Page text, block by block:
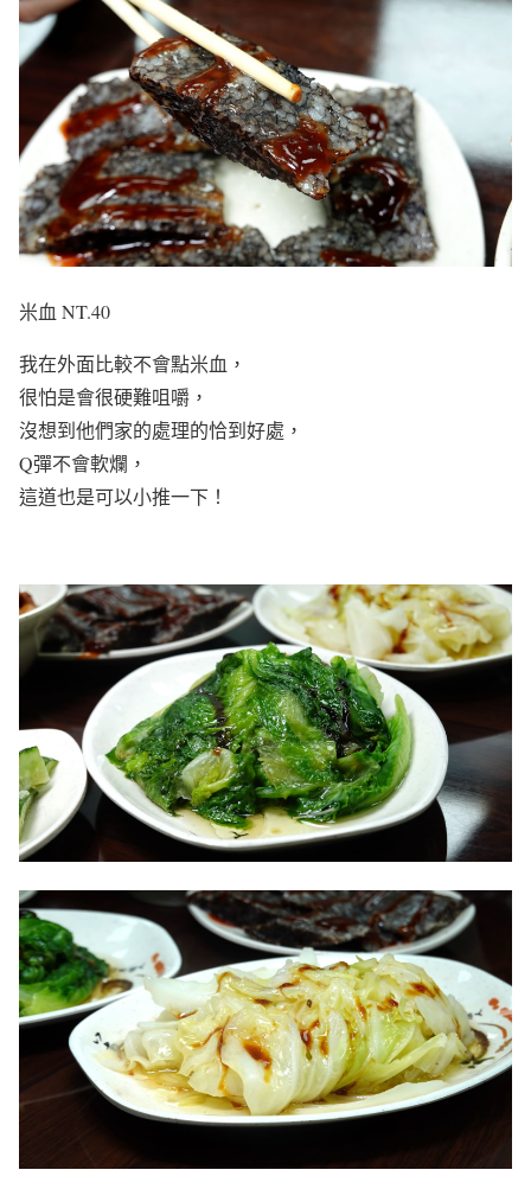
米血 NT.40
我在外面比較不會點米血，
很怕是會很硬難咀嚼，
沒想到他們家的處理的恰到好處，
Q彈不會軟爛，
這道也是可以小推一下！